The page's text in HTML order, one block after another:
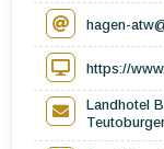
hagen-
https://
Landhotel